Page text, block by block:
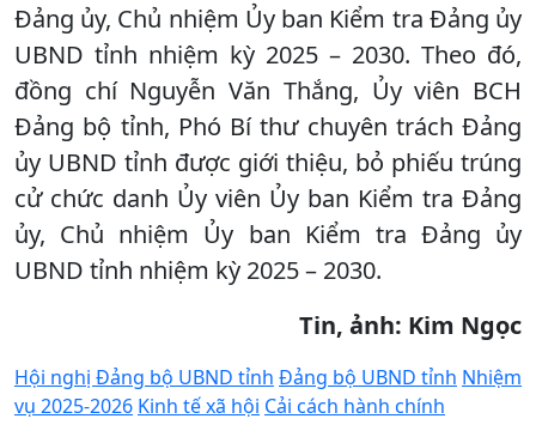
Đảng ủy, Chủ nhiệm Ủy ban Kiểm tra Đảng ủy
UBND tỉnh nhiệm kỳ 2025 – 2030. Theo đó,
đồng chí Nguyễn Văn Thắng, Ủy viên BCH
Đảng bộ tỉnh, Phó Bí thư chuyên trách Đảng
ủy UBND tỉnh được giới thiệu, bỏ phiếu trúng
cử chức danh Ủy viên Ủy ban Kiểm tra Đảng
ủy, Chủ nhiệm Ủy ban Kiểm tra Đảng ủy
UBND tỉnh nhiệm kỳ 2025 – 2030.
Tin, ảnh: Kim Ngọc
Hội nghị Đảng bộ UBND tỉnh Đảng bộ UBND tỉnh Nhiệm
vụ 2025-2026 Kinh tế xã hội Cải cách hành chính